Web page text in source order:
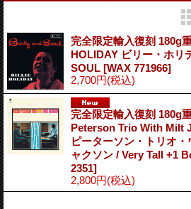
完全限定輸入復刻 180g
HOLIDAY ビリー・ホリ
SOUL [WAX 771966]
2,700円(税込)
完全限定輸入復刻 180g
Peterson Trio With Milt
ピーターソン・トリオ
ャクソン / Very Tall +1
2351]
2,800円(税込)